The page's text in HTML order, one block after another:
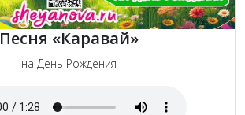
Песня «Каравай»
на День Рождения